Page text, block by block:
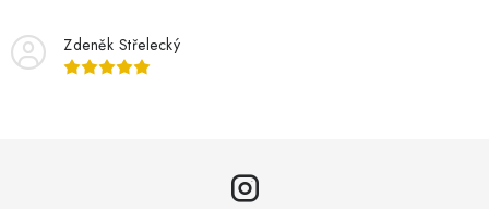
Zdeněk Střelecký